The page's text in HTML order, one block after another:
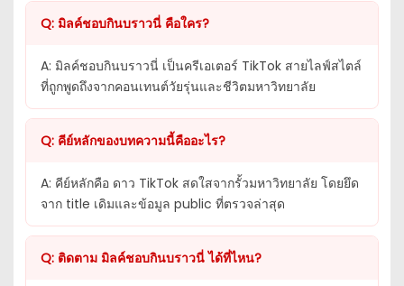
Q: มิลค์ชอบกินบราวนี่ คือใคร?
A: มิลค์ชอบกินบราวนี่ เป็นครีเอเตอร์ TikTok สายไลฟ์สไตล์
ที่ถูกพูดถึงจากคอนเทนต์วัยรุ่นและชีวิตมหาวิทยาลัย
Q: คีย์หลักของบทความนี้คืออะไร?
A: คีย์หลักคือ ดาว TikTok สดใสจากรั้วมหาวิทยาลัย โดยยึด
จาก title เดิมและข้อมูล public ที่ตรวจล่าสุด
Q: ติดตาม มิลค์ชอบกินบราวนี่ ได้ที่ไหน?